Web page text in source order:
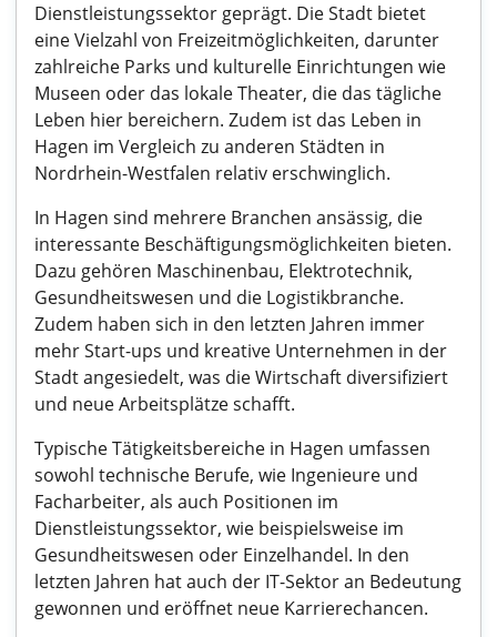
Dienstleistungssektor geprägt. Die Stadt bietet
eine Vielzahl von Freizeitmöglichkeiten, darunter
zahlreiche Parks und kulturelle Einrichtungen wie
Museen oder das lokale Theater, die das tägliche
Leben hier bereichern. Zudem ist das Leben in
Hagen im Vergleich zu anderen Städten in
Nordrhein-Westfalen relativ erschwinglich.
In Hagen sind mehrere Branchen ansässig, die
interessante Beschäftigungsmöglichkeiten bieten.
Dazu gehören Maschinenbau, Elektrotechnik,
Gesundheitswesen und die Logistikbranche.
Zudem haben sich in den letzten Jahren immer
mehr Start-ups und kreative Unternehmen in der
Stadt angesiedelt, was die Wirtschaft diversifiziert
und neue Arbeitsplätze schafft.
Typische Tätigkeitsbereiche in Hagen umfassen
sowohl technische Berufe, wie Ingenieure und
Facharbeiter, als auch Positionen im
Dienstleistungssektor, wie beispielsweise im
Gesundheitswesen oder Einzelhandel. In den
letzten Jahren hat auch der IT-Sektor an Bedeutung
gewonnen und eröffnet neue Karrierechancen.